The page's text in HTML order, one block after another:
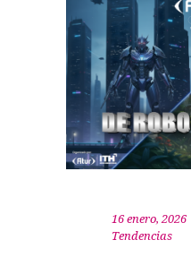
16 enero, 2026
Tendencias